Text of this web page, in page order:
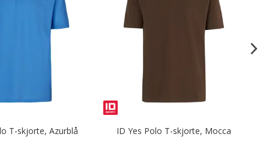
T-skjorte, Azurblå ID Yes Polo T-skjorte, Mocca